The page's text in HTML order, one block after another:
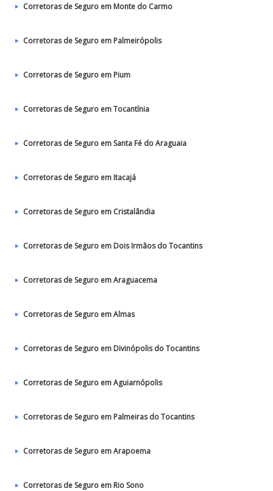
Corretoras de Seguro em Monte do Carmo
Corretoras de Seguro em Palmeirópolis
Corretoras de Seguro em Pium
Corretoras de Seguro em Tocantínia
Corretoras de Seguro em Santa Fé do Araguaia
Corretoras de Seguro em Itacajá
Corretoras de Seguro em Cristalândia
Corretoras de Seguro em Dois Irmãos do Tocantins
Corretoras de Seguro em Araguacema
Corretoras de Seguro em Almas
Corretoras de Seguro em Divinópolis do Tocantins
Corretoras de Seguro em Aguiarnópolis
Corretoras de Seguro em Palmeiras do Tocantins
Corretoras de Seguro em Arapoema
Corretoras de Seguro em Rio Sono